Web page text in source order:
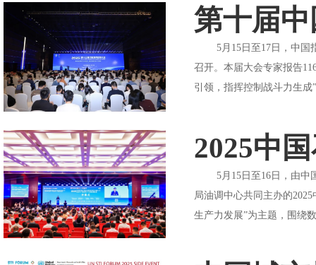
第十届
5月15日至17日，中国指
召开。本届大会专家报告
引领，指挥控制战斗力生
2025中
5月15日至16日，由中国
局油调中心共同主办的
生产力发展”为主题，围绕